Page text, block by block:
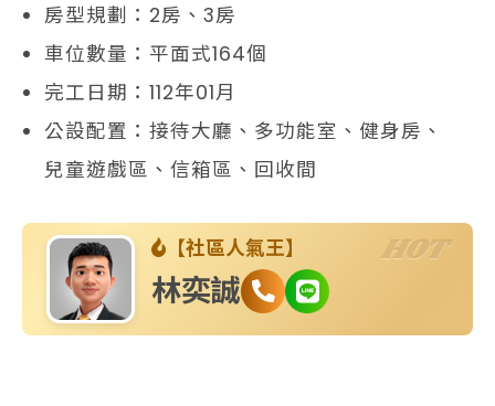
房型規劃：2房、3房
車位數量：平面式164個
完工日期：112年01月
公設配置：接待大廳、多功能室、健身房、
兒童遊戲區、信箱區、回收間
【社區人氣王】
林奕誠
HOT